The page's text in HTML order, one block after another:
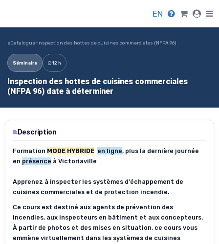
EN
eCatalogue›Inspection des hottes de cuisines commerciales (NFPA 96)
Séminaire 12 h
Inspection des hottes de cuisines commerciales
(NFPA 96) date à déterminer
Description
Formation MODE HYBRIDE en ligne, plus la dernière journée
en présence à Victoriaville
Apprenez à inspecter les systèmes d'échappement de
cuisines commerciales et de protection incendie.
Ce cours est destiné aux agents de prévention des
incendies, aux inspecteurs en bâtiment et aux concepteurs.
À partir de photos et des mises en situation, ce cours vous
emmène virtuellement dans les systèmes de cuisines